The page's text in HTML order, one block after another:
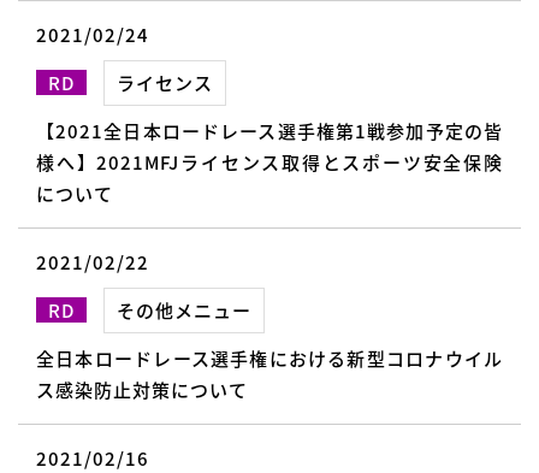
2021/02/24
RD
ライセンス
【2021全日本ロードレース選手権第1戦参加予定の皆
様へ】2021MFJライセンス取得とスポーツ安全保険
について
2021/02/22
RD
その他メニュー
全日本ロードレース選手権における新型コロナウイル
ス感染防止対策について
2021/02/16